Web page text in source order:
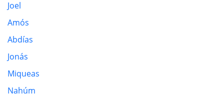
Joel
Amós
Abdías
Jonás
Miqueas
Nahúm